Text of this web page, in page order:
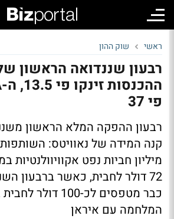
ראשי שוק ההון
רבעון שננדואה הראשון
פי 37
רבעון ההפקה המלא הראשון
מיליון חביות נפט
72 דולר לחבית, כאשר ברבעון
כבר מטפסים לכ-100
המלחמה עם איראן